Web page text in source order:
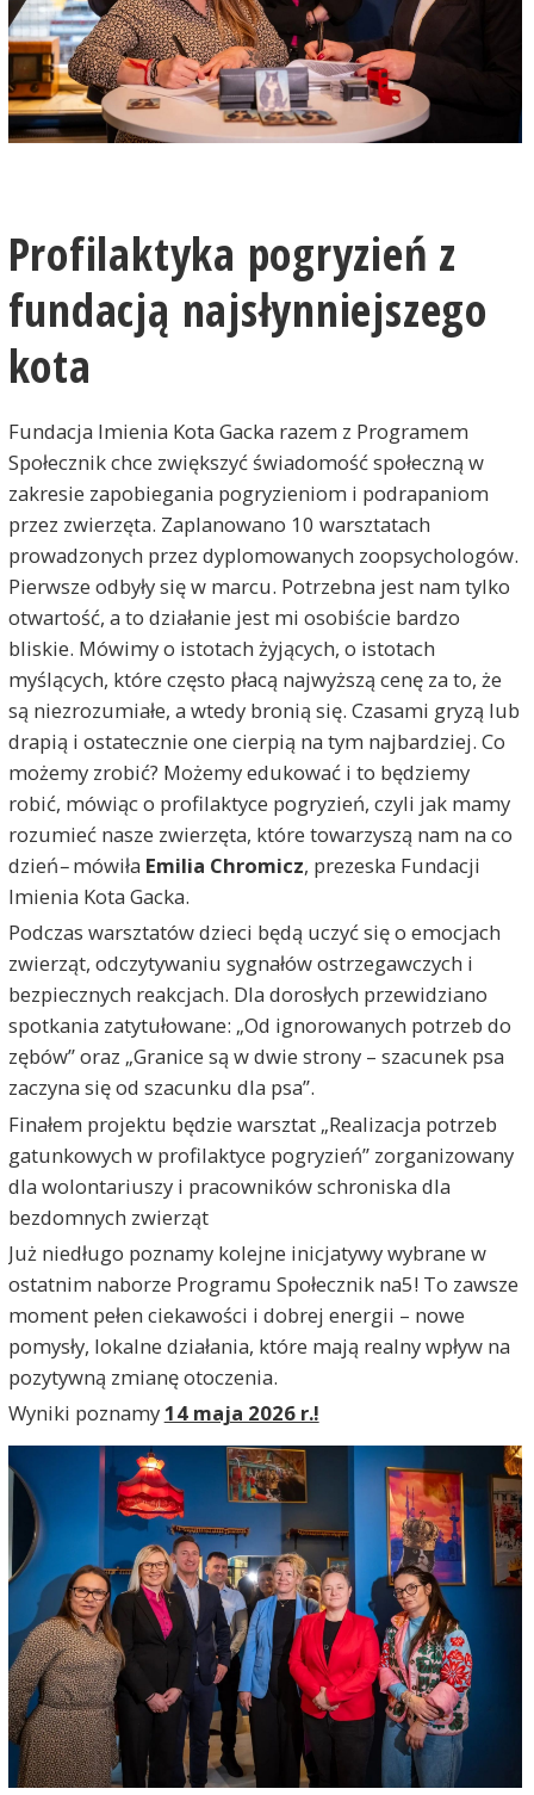
Profilaktyka pogryzień z
fundacją najsłynniejszego
kota
Fundacja Imienia Kota Gacka razem z Programem
Społecznik chce zwiększyć świadomość społeczną w
zakresie zapobiegania pogryzieniom i podrapaniom
przez zwierzęta. Zaplanowano 10 warsztatach
prowadzonych przez dyplomowanych zoopsychologów.
Pierwsze odbyły się w marcu. Potrzebna jest nam tylko
otwartość, a to działanie jest mi osobiście bardzo
bliskie. Mówimy o istotach żyjących, o istotach
myślących, które często płacą najwyższą cenę za to, że
są niezrozumiałe, a wtedy bronią się. Czasami gryzą lub
drapią i ostatecznie one cierpią na tym najbardziej. Co
możemy zrobić? Możemy edukować i to będziemy
robić, mówiąc o profilaktyce pogryzień, czyli jak mamy
rozumieć nasze zwierzęta, które towarzyszą nam na co
dzień–mówiła Emilia Chromicz, prezeska Fundacji
Imienia Kota Gacka.
Podczas warsztatów dzieci będą uczyć się o emocjach
zwierząt, odczytywaniu sygnałów ostrzegawczych i
bezpiecznych reakcjach. Dla dorosłych przewidziano
spotkania zatytułowane: „Od ignorowanych potrzeb do
zębów” oraz „Granice są w dwie strony – szacunek psa
zaczyna się od szacunku dla psa”.
Finałem projektu będzie warsztat „Realizacja potrzeb
gatunkowych w profilaktyce pogryzień” zorganizowany
dla wolontariuszy i pracowników schroniska dla
bezdomnych zwierząt
Już niedługo poznamy kolejne inicjatywy wybrane w
ostatnim naborze Programu Społecznik na5! To zawsze
moment pełen ciekawości i dobrej energii – nowe
pomysły, lokalne działania, które mają realny wpływ na
pozytywną zmianę otoczenia.
Wyniki poznamy14 maja 2026 r.!